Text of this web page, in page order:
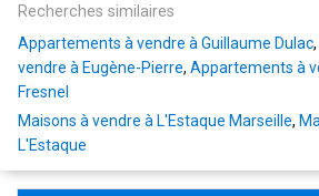
Recherches similaires
Appartements à vendre à Guillaume Dulac,
vendre à Eugène-Pierre, Appartements à
Fresnel
Maisons à vendre à L'Estaque Marseille,
L'Estaque